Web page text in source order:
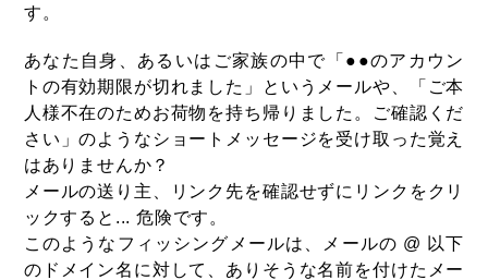
す。
あなた自身、あるいはご家族の中で「●●のアカウン
トの有効期限が切れました」というメールや、「ご本
人様不在のためお荷物を持ち帰りました。ご確認くだ
さい」のようなショートメッセージを受け取った覚え
はありませんか？
メールの送り主、リンク先を確認せずにリンクをクリ
ックすると... 危険です。
このようなフィッシングメールは、メールの @ 以下
のドメイン名に対して、ありそうな名前を付けたメー